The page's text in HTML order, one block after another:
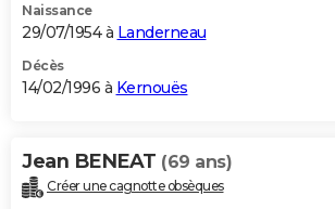
Naissance
29/07/1954 à Landerneau
Décès
14/02/1996 à Kernouës
Jean BENEAT (69 ans)
Créer une cagnotte obsèques